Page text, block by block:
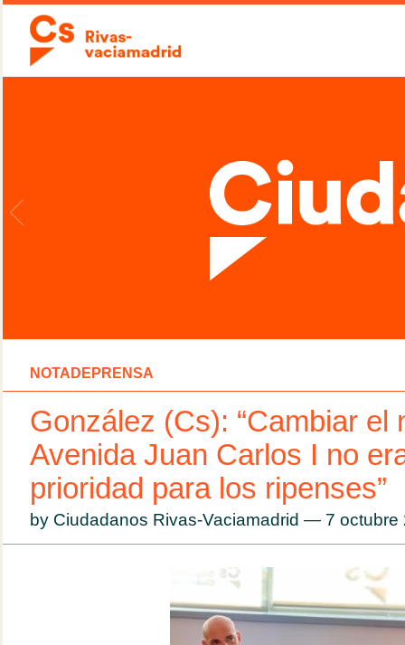
NOTADEPRENSA
González (Cs): “Cambiar el
Avenida Juan Carlos I no
prioridad para los ripenses”
by Ciudadanos Rivas-Vaciamadrid — 7